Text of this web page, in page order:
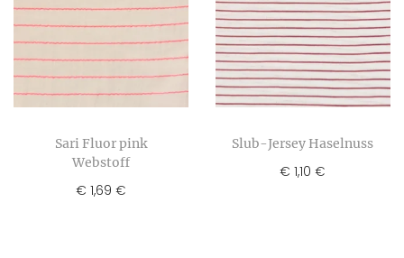
Sari Fluor pink
Webstoff
€ 1,69 €
Slub-Jersey Haselnuss
€ 1,10 €